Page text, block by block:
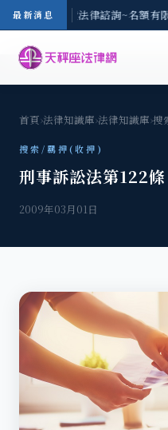
最新消息
3(一) 現場免費法律諮詢~名額
首頁›法律知識庫›法律知識庫›搜
搜索/羈押(收押)
刑事訴訟法第122條
2009年03月01日